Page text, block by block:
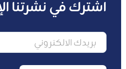
اشترك في نشرتنا